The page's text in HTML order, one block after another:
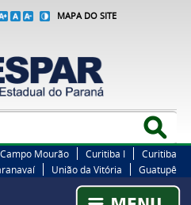
MAPA DO SITE
Campo Mourão Curitiba I
Curitiba
União da Vitória Guatupê